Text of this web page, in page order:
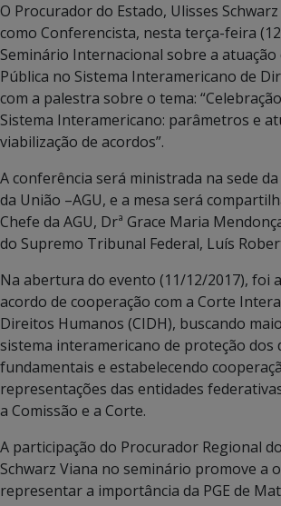
O Procurador do Estado, Ulisses
como Conferencista, nesta terça-feira
Seminário Internacional sobre a atuação
Pública no Sistema Interamericano de
com a palestra sobre o tema:
Sistema Interamericano: parâmetros e
viabilização de acordos”.
A conferência será ministrada na sede da
da União –AGU, e a mesa será
Chefe da AGU, Drª Grace Maria
do Supremo Tribunal Federal, Luís
Na abertura do evento (11/12/2017), foi
acordo de cooperação com a Corte
Direitos Humanos (CIDH), buscando
sistema interamericano de proteção dos
fundamentais e estabelecendo
representações das entidades
a Comissão e a Corte.
A participação do Procurador Regional
Schwarz Viana no seminário promove a
representar a importância da PGE de